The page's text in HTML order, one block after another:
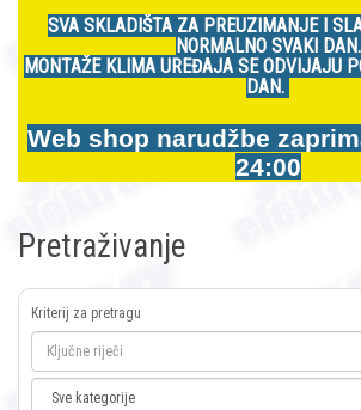
SVA SKLADIŠTA ZA PREUZIMANJE I
NORMALNO SVAKI DAN.
MONTAŽE KLIMA UREĐAJA SE ODVIJAJU
DAN.
Web shop narudžbe
24:00
Pretraživanje
Kriterij za pretragu